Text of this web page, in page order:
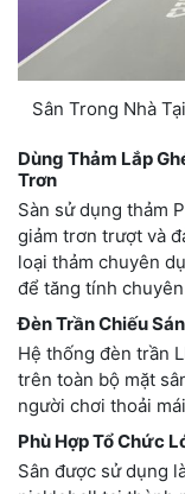
Sân Trong Nhà
Dùng Thảm Lắp
Trơn
Sàn sử dụng thảm
giảm trơn trượt và
loại thảm chuyên
để tăng tính
Đèn Trần Chiếu
Hệ thống đèn trần
trên toàn bộ mặt
người chơi thoải
Phù Hợp Tổ Chức
Sân được sử dụng